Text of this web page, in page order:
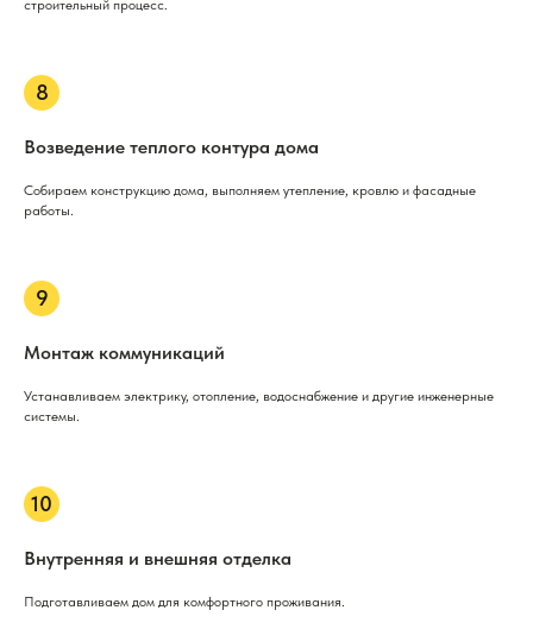
строительный процесс.
Возведение теплого контура дома
Собираем конструкцию дома, выполняем утепление, кровлю и фасадные
работы.
Монтаж коммуникаций
Устанавливаем электрику, отопление, водоснабжение и другие инженерные
системы.
Внутренняя и внешняя отделка
Подготавливаем дом для комфортного проживания.